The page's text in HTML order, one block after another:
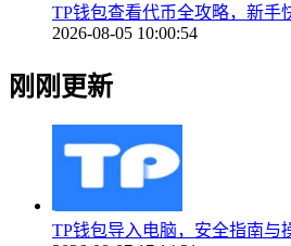
TP钱包查看代币全攻略，新手
2026-08-05 10:00:54
刚刚更新
TP钱包导入电脑，安全指南与